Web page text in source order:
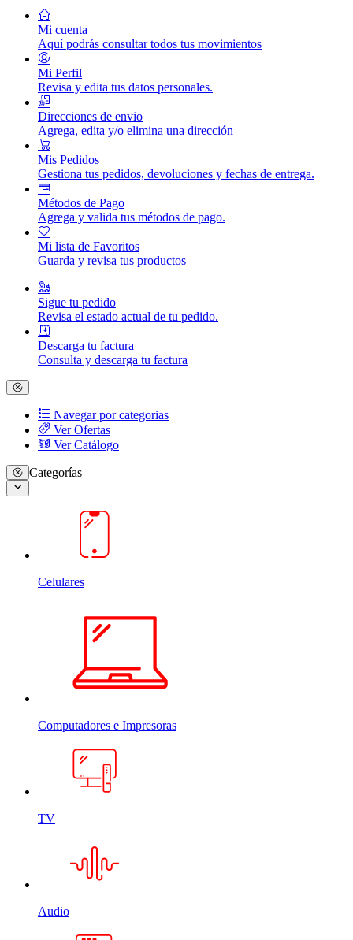
Mi cuenta
Aquí podrás consultar todos tus movimientos
Mi Perfil
Revisa y edita tus datos personales.
Direcciones de envio
Agrega, edita y/o elimina una dirección
Mis Pedidos
Gestiona tus pedidos, devoluciones y fechas de entrega.
Métodos de Pago
Agrega y valida tus métodos de pago.
Mi lista de Favoritos
Guarda y revisa tus productos
Sigue tu pedido
Revisa el estado actual de tu pedido.
Descarga tu factura
Consulta y descarga tu factura
Navegar por categorias
Ver Ofertas
Ver Catálogo
Categorías
Celulares
Computadores e Impresoras
TV
Audio